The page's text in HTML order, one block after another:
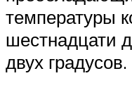
температуры
шестнадцати
двух градусов.